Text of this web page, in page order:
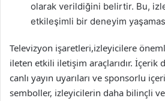
olarak verildiğini belirtir. Bu,
etkileşimli bir deneyim
Televizyon işaretleri,izleyicilere
ileten etkili iletişim araçlarıdır. İçerik
canlı yayın uyarıları ve sponsorlu
semboller, izleyicilerin daha bilinçli